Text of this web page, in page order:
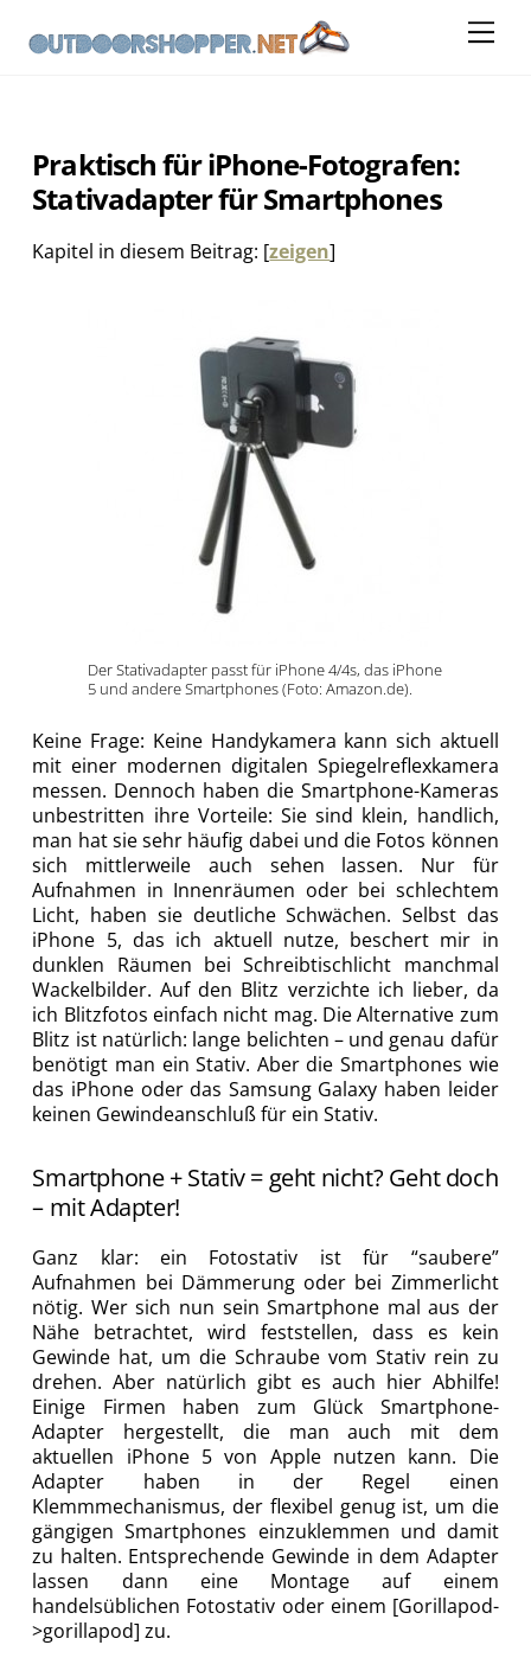
content
Praktisch für iPhone-Fotografen:
Stativadapter für Smartphones
Kapitel in diesem Beitrag: [zeigen]
Der Stativadapter passt für iPhone 4/4s, das iPhone
5 und andere Smartphones (Foto: Amazon.de).
Keine Frage: Keine Handykamera kann sich aktuell
mit einer modernen digitalen Spiegelreflexkamera
messen. Dennoch haben die Smartphone-Kameras
unbestritten ihre Vorteile: Sie sind klein, handlich,
man hat sie sehr häufig dabei und die Fotos können
sich mittlerweile auch sehen lassen. Nur für
Aufnahmen in Innenräumen oder bei schlechtem
Licht, haben sie deutliche Schwächen. Selbst das
iPhone 5, das ich aktuell nutze, beschert mir in
dunklen Räumen bei Schreibtischlicht manchmal
Wackelbilder. Auf den Blitz verzichte ich lieber, da
ich Blitzfotos einfach nicht mag. Die Alternative zum
Blitz ist natürlich: lange belichten – und genau dafür
benötigt man ein Stativ. Aber die Smartphones wie
das iPhone oder das Samsung Galaxy haben leider
keinen Gewindeanschluß für ein Stativ.
Smartphone + Stativ = geht nicht? Geht doch
– mit Adapter!
Ganz klar: ein Fotostativ ist für “saubere”
Aufnahmen bei Dämmerung oder bei Zimmerlicht
nötig. Wer sich nun sein Smartphone mal aus der
Nähe betrachtet, wird feststellen, dass es kein
Gewinde hat, um die Schraube vom Stativ rein zu
drehen. Aber natürlich gibt es auch hier Abhilfe!
Einige Firmen haben zum Glück Smartphone-
Adapter hergestellt, die man auch mit dem
aktuellen iPhone 5 von Apple nutzen kann. Die
Adapter haben in der Regel einen
Klemmmechanismus, der flexibel genug ist, um die
gängigen Smartphones einzuklemmen und damit
zu halten. Entsprechende Gewinde in dem Adapter
lassen dann eine Montage auf einem
handelsüblichen Fotostativ oder einem [Gorillapod-
>gorillapod] zu.